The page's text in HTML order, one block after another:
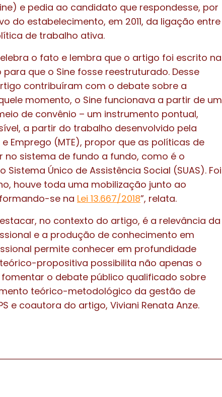
e pedia ao candidato que respondesse, por
do estabelecimento, em 2011, da ligação entre
de trabalho ativa.
o fato e lembra que o artigo foi escrito na
que o Sine fosse reestruturado. Desse
contribuíram com o debate sobre a
momento, o Sine funcionava a partir de um
de convênio – um instrumento pontual,
a partir do trabalho desenvolvido pela
Emprego (MTE), propor que as políticas de
sistema de fundo a fundo, como é o
Sistema Único de Assistência Social (SUAS). Foi
houve toda uma mobilização junto ao
se na Lei 13.667/2018”, relata.
no contexto do artigo, é a relevância da
e a produção de conhecimento em
permite conhecer em profundidade
propositiva possibilita não apenas o
o debate público qualificado sobre
teórico-metodológico da gestão de
e coautora do artigo, Viviani Renata Anze.